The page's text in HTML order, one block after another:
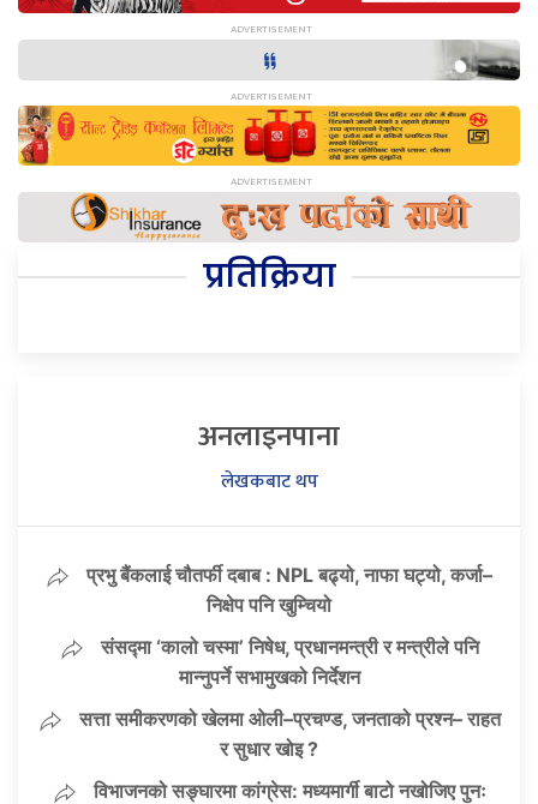
प्रतिक्रिया
अनलाइनपाना
लेखकबाट थप
प्रभु बैंकलाई चौतर्फी दबाब : NPL बढ्यो, नाफा घट्यो, कर्जा–
निक्षेप पनि खुम्चियो
संसद्मा ‘कालो चस्मा’ निषेध, प्रधानमन्त्री र मन्त्रीले पनि
मान्नुपर्ने सभामुखको निर्देशन
सत्ता समीकरणको खेलमा ओली–प्रचण्ड, जनताको प्रश्न– राहत
र सुधार खोइ ?
विभाजनको सङ्घारमा कांग्रेस: मध्यमार्गी बाटो नखोजिए पुनः